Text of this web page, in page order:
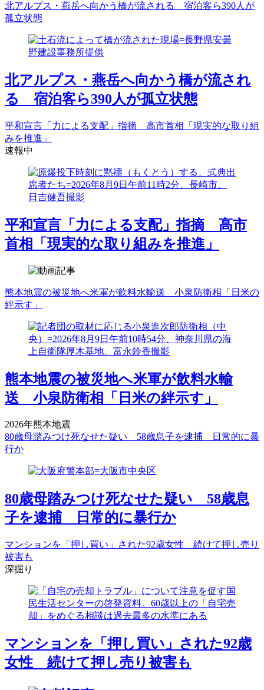
北アルプス・燕岳へ向かう橋が流される 宿泊客ら390人が
孤立状態
北アルプス・燕岳へ向かう橋が流され
る 宿泊客ら390人が孤立状態
平和宣言「力による支配」指摘 高市首相「現実的な取り組
みを推進」
速報中
平和宣言「力による支配」指摘 高市
首相「現実的な取り組みを推進」
熊本地震の被災地へ米軍が飲料水輸送 小泉防衛相「日米の
絆示す」
熊本地震の被災地へ米軍が飲料水輸
送 小泉防衛相「日米の絆示す」
2026年熊本地震
80歳母踏みつけ死なせた疑い 58歳息子を逮捕 日常的に暴
行か
80歳母踏みつけ死なせた疑い 58歳息
子を逮捕 日常的に暴行か
マンションを「押し買い」された92歳女性 続けて押し売り
被害も
深掘り
マンションを「押し買い」された92歳
女性 続けて押し売り被害も